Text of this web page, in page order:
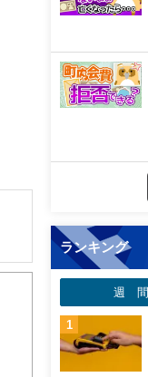
き
ランキング
週 間